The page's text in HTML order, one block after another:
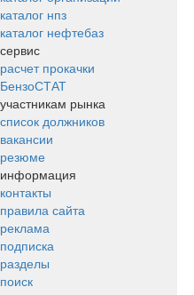
каталог нпз
каталог нефтебаз
сервис
расчет прокачки
БензоСТАТ
участникам рынка
список должников
вакансии
резюме
информация
контакты
правила сайта
реклама
подписка
разделы
поиск